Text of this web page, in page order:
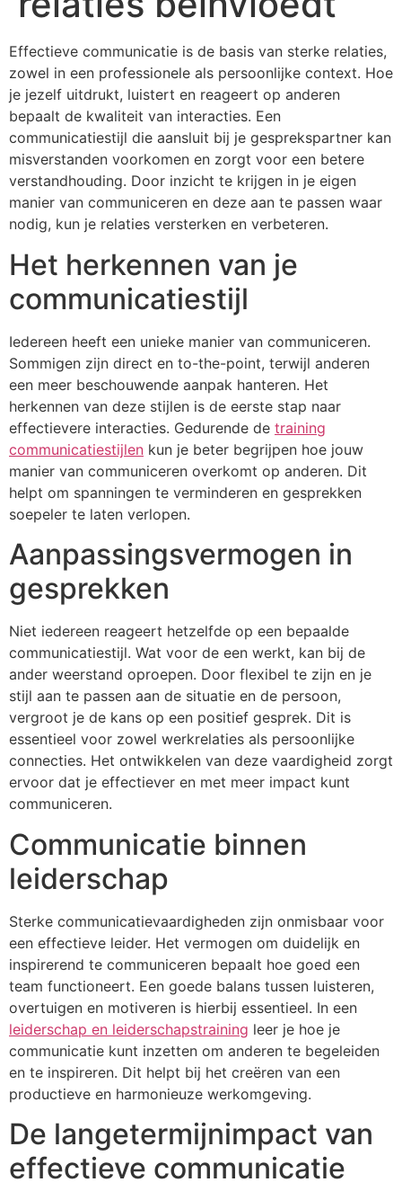
Effectieve communicatie is de basis van sterke relaties,
zowel in een professionele als persoonlijke context. Hoe
je jezelf uitdrukt, luistert en reageert op anderen
bepaalt de kwaliteit van interacties. Een
communicatiestijl die aansluit bij je gesprekspartner kan
misverstanden voorkomen en zorgt voor een betere
verstandhouding. Door inzicht te krijgen in je eigen
manier van communiceren en deze aan te passen waar
nodig, kun je relaties versterken en verbeteren.
Het herkennen van je
communicatiestijl
Iedereen heeft een unieke manier van communiceren.
Sommigen zijn direct en to-the-point, terwijl anderen
een meer beschouwende aanpak hanteren. Het
herkennen van deze stijlen is de eerste stap naar
effectievere interacties. Gedurende de training
communicatiestijlen kun je beter begrijpen hoe jouw
manier van communiceren overkomt op anderen. Dit
helpt om spanningen te verminderen en gesprekken
soepeler te laten verlopen.
Aanpassingsvermogen in
gesprekken
Niet iedereen reageert hetzelfde op een bepaalde
communicatiestijl. Wat voor de een werkt, kan bij de
ander weerstand oproepen. Door flexibel te zijn en je
stijl aan te passen aan de situatie en de persoon,
vergroot je de kans op een positief gesprek. Dit is
essentieel voor zowel werkrelaties als persoonlijke
connecties. Het ontwikkelen van deze vaardigheid zorgt
ervoor dat je effectiever en met meer impact kunt
communiceren.
Communicatie binnen
leiderschap
Sterke communicatievaardigheden zijn onmisbaar voor
een effectieve leider. Het vermogen om duidelijk en
inspirerend te communiceren bepaalt hoe goed een
team functioneert. Een goede balans tussen luisteren,
overtuigen en motiveren is hierbij essentieel. In een
leiderschap en leiderschapstraining leer je hoe je
communicatie kunt inzetten om anderen te begeleiden
en te inspireren. Dit helpt bij het creëren van een
productieve en harmonieuze werkomgeving.
De langetermijnimpact van
effectieve communicatie